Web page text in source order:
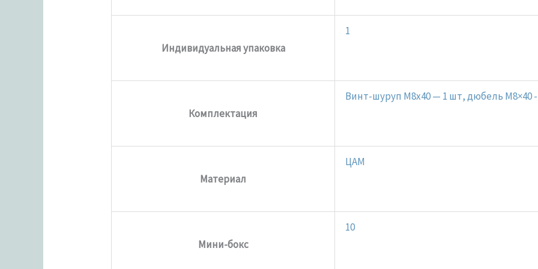
Индивидуальная упаковка
1
Комплектация
Винт-шуруп M8x40 — 1 шт, дюбель М8×40
Материал
ЦАМ
Мини-бокс
10